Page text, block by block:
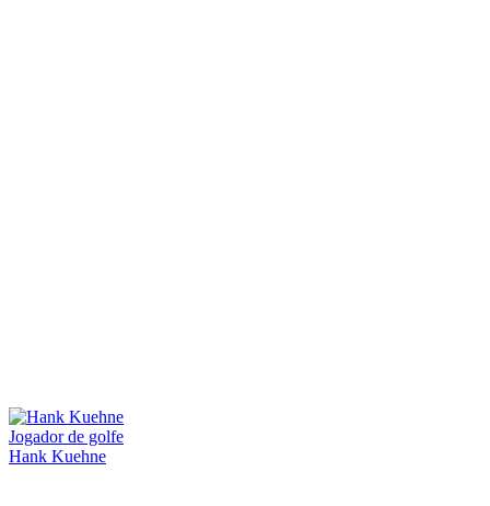
Jogador de golfe
Hank Kuehne